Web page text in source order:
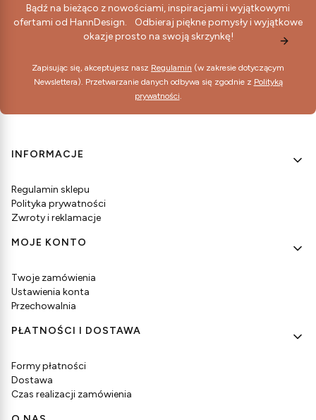
Bądź na bieżąco z nowościami, inspiracjami i wyjątkowymi
ofertami od HannDesign. Odbieraj piękne pomysły i wyjątkowe
okazje prosto na swoją skrzynkę!
Zapisując się, akceptujesz nasz Regulamin (w zakresie dotyczącym
Newslettera). Przetwarzanie danych odbywa się zgodnie z Polityką
prywatności.
Linki w stopce
INFORMACJE
Regulamin sklepu
Polityka prywatności
Zwroty i reklamacje
MOJE KONTO
Twoje zamówienia
Ustawienia konta
Przechowalnia
PŁATNOŚCI I DOSTAWA
Formy płatności
Dostawa
Czas realizacji zamówienia